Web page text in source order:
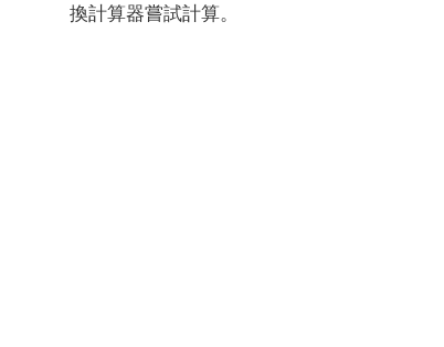
換計算器嘗試計算。